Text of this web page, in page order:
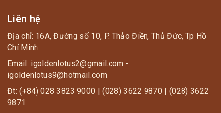
Liên hệ
Địa chỉ: 16A, Đường số 10, P. Thảo Điền, Thủ Đức, Tp Hồ
Chí Minh
Email: igoldenlotus2@gmail.com -
igoldenlotus9@hotmail.com
Đt: (+84) 028 3823 9000 | (028) 3622 9870 | (028) 3622
9871